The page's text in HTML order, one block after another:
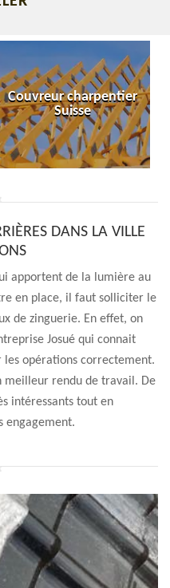
Couvreur charpentier
Suisse
DANS LA VILLE
apportent de la lumière au
en place, il faut solliciter le
de zinguerie. En effet, on
Josué qui connait
les opérations correctement.
meilleur rendu de travail. De
intéressants tout en
engagement.